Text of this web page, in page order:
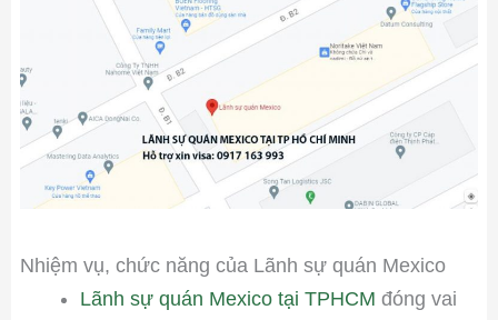
Nhiệm vụ, chức năng của Lãnh sự quán Mexico
Lãnh sự quán Mexico tại TPHCM đóng vai